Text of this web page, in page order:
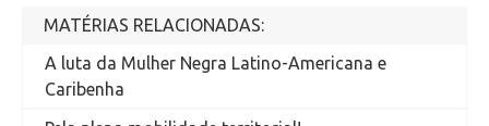
MATÉRIAS RELACIONADAS:
A luta da Mulher Negra Latino-Americana e
Caribenha